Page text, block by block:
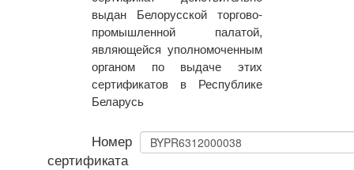
выдан Белорусской торгово-
промышленной палатой,
являющейся уполномоченным
органом по выдаче этих
сертификатов в Республике
Беларусь
Номер
сертификата